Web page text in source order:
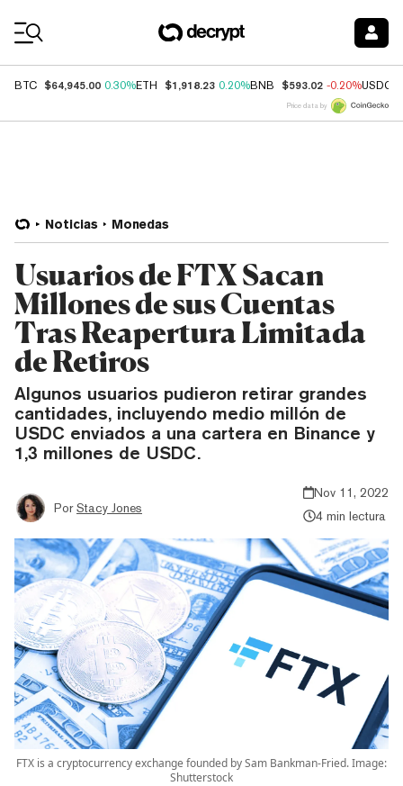
BTC $64,945.00 0.30%ETH $1,918.23 0.20%BNB $593.02 -0.20%USDC
Price data by
Noticias Monedas
Usuarios de FTX Sacan
Millones de sus Cuentas
Tras Reapertura Limitada
de Retiros
Algunos usuarios pudieron retirar grandes
cantidades, incluyendo medio millón de
USDC enviados a una cartera en Binance y
1,3 millones de USDC.
Por Stacy Jones
Nov 11, 2022
4 min lectura
FTX is a cryptocurrency exchange founded by Sam Bankman-Fried. Image:
Shutterstock